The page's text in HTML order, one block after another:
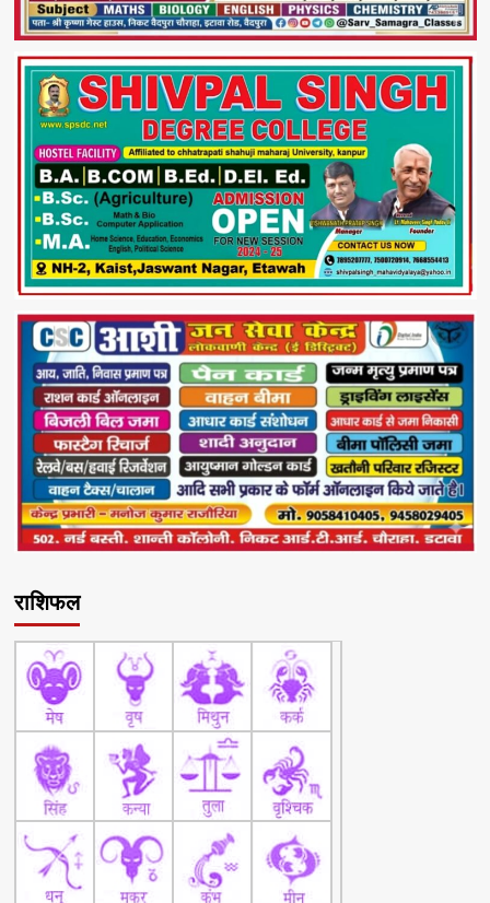
राशिफल